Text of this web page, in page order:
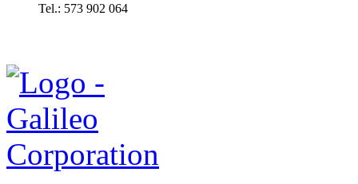
Tel.: 573 902 064